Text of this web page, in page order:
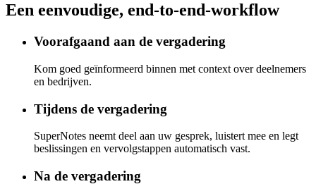
Een eenvoudige, end-to-end-workflow
Voorafgaand aan de vergadering
Kom goed geïnformeerd binnen met context over deelnemers
en bedrijven.
Tijdens de vergadering
SuperNotes neemt deel aan uw gesprek, luistert mee en legt
beslissingen en vervolgstappen automatisch vast.
Na de vergadering